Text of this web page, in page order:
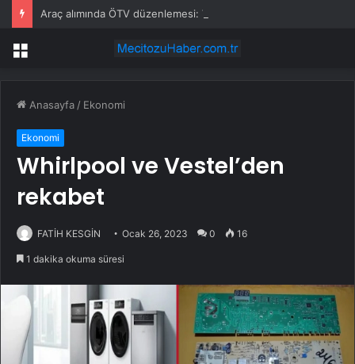
Menü
Anasayfa / Ekonomi
Ekonomi
Whirlpool ve Vestel’den
rekabet
FATİH KESGİN Ocak 26, 2023 0 16
1 dakika okuma süresi